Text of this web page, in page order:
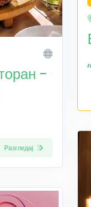
-
Разгледај